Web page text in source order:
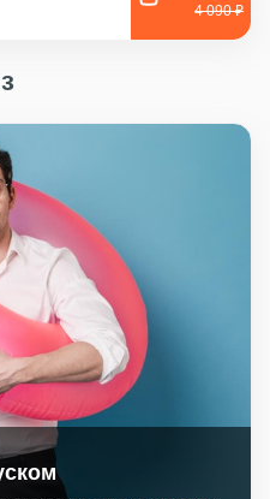
- 1 д., экг и флг - 1 час 4 090 ₽